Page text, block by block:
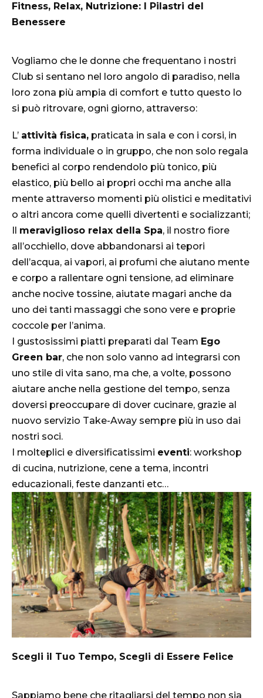
Fitness, Relax, Nutrizione: I Pilastri del
Benessere
Vogliamo che le donne che frequentano i nostri
Club si sentano nel loro angolo di paradiso, nella
loro zona più ampia di comfort e tutto questo lo
si può ritrovare, ogni giorno, attraverso:
L’ attività fisica, praticata in sala e con i corsi, in
forma individuale o in gruppo, che non solo regala
benefici al corpo rendendolo più tonico, più
elastico, più bello ai propri occhi ma anche alla
mente attraverso momenti più olistici e meditativi
o altri ancora come quelli divertenti e socializzanti;
Il meraviglioso relax della Spa, il nostro fiore
all’occhiello, dove abbandonarsi ai tepori
dell’acqua, ai vapori, ai profumi che aiutano mente
e corpo a rallentare ogni tensione, ad eliminare
anche nocive tossine, aiutate magari anche da
uno dei tanti massaggi che sono vere e proprie
coccole per l’anima.
I gustosissimi piatti preparati dal Team Ego
Green bar, che non solo vanno ad integrarsi con
uno stile di vita sano, ma che, a volte, possono
aiutare anche nella gestione del tempo, senza
doversi preoccupare di dover cucinare, grazie al
nuovo servizio Take-Away sempre più in uso dai
nostri soci.
I molteplici e diversificatissimi eventi: workshop
di cucina, nutrizione, cene a tema, incontri
educazionali, feste danzanti etc…
Scegli il Tuo Tempo, Scegli di Essere Felice
Sappiamo bene che ritagliarsi del tempo non sia